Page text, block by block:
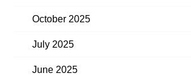
October 2025
July 2025
June 2025